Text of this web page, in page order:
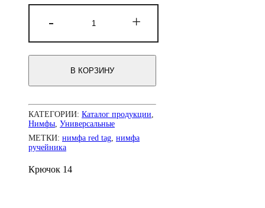
-
товара
head
tag)
N-
+
В КОРЗИНУ
КАТЕГОРИИ: Каталог продукции
Нимфы Универсальные
МЕТКИ: нимфа red tag нимфа
ручейника
Крючок 14